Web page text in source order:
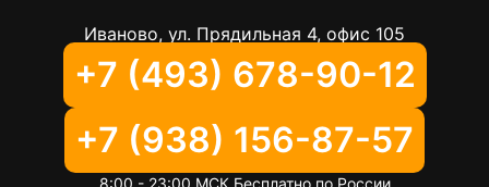
Иваново, ул. Прядильная 4, офис 105
+7 (493) 678-90-12
+7 (938) 156-87-57
8:00 - 23:00 МСК Бесплатно по России